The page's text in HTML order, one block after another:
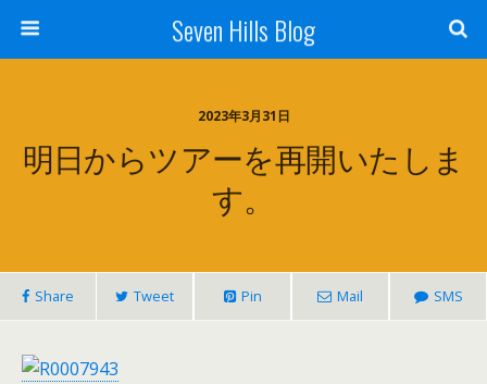
Seven Hills Blog
2023年3月31日
明日からツアーを再開いたしま
す。
Share Tweet Pin Mail SMS